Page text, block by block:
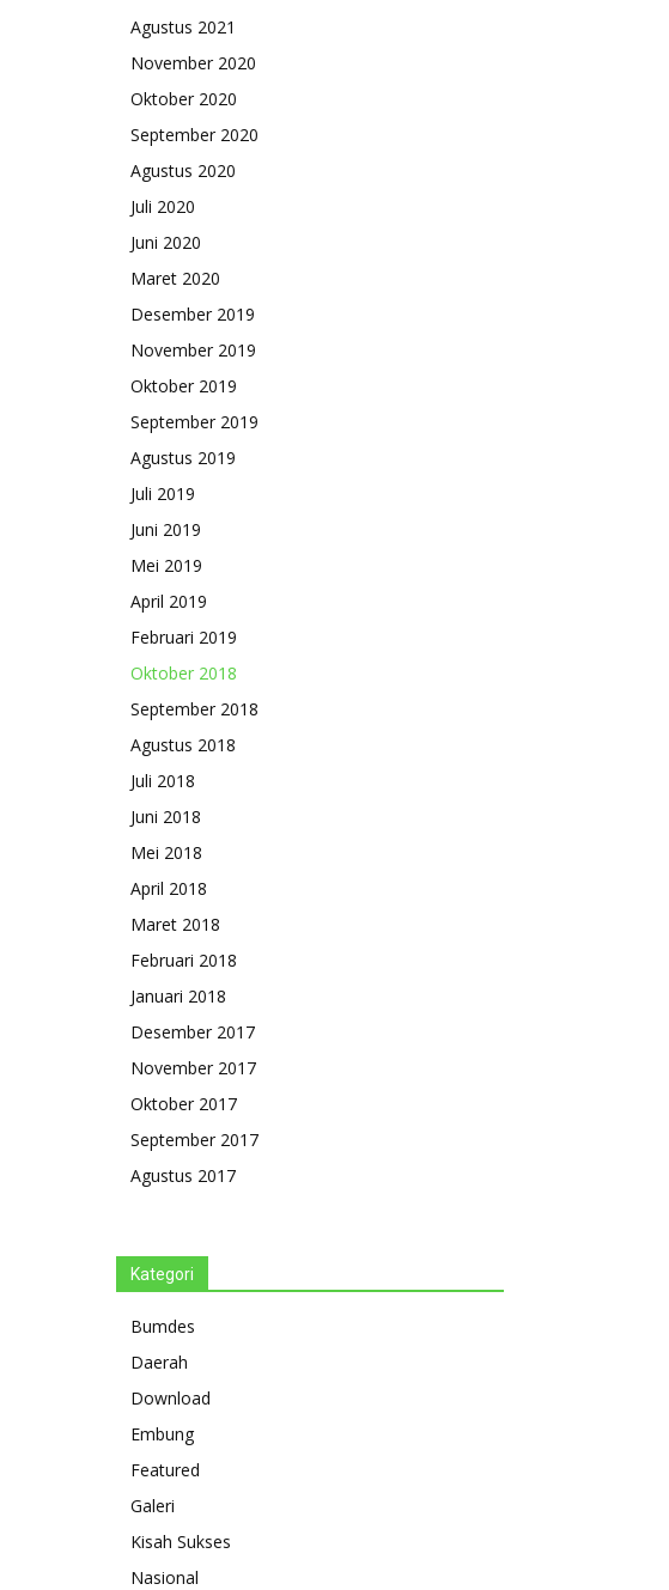
Agustus 2021
November 2020
Oktober 2020
September 2020
Agustus 2020
Juli 2020
Juni 2020
Maret 2020
Desember 2019
November 2019
Oktober 2019
September 2019
Agustus 2019
Juli 2019
Juni 2019
Mei 2019
April 2019
Februari 2019
Oktober 2018
September 2018
Agustus 2018
Juli 2018
Juni 2018
Mei 2018
April 2018
Maret 2018
Februari 2018
Januari 2018
Desember 2017
November 2017
Oktober 2017
September 2017
Agustus 2017
Kategori
Bumdes
Daerah
Download
Embung
Featured
Galeri
Kisah Sukses
Nasional